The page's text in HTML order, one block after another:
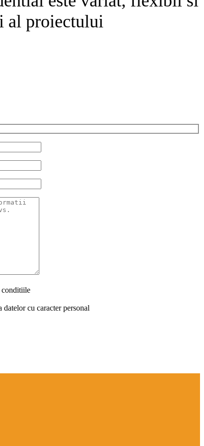
al proiectului
conditiile
cu caracter personal